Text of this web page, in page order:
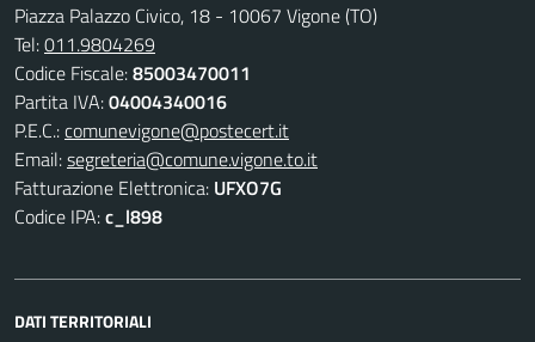
Piazza Palazzo Civico, 18 - 10067 Vigone (TO)
Tel:011.9804269
Codice Fiscale:85003470011
Partita IVA:04004340016
P.E.C.:comunevigone@postecert.it
Email:segreteria@comune.vigone.to.it
Fatturazione Elettronica: UFXO7G
Codice IPA:c_l898
DATI TERRITORIALI